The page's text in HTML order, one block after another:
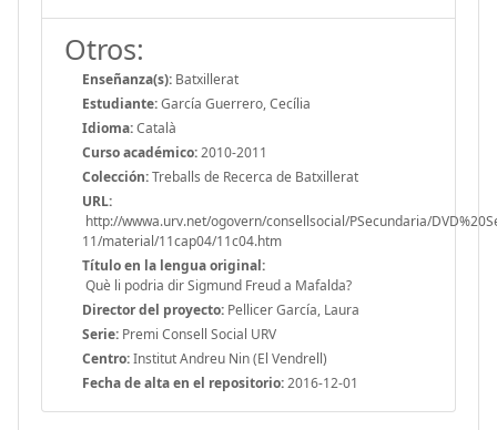
Otros:
Enseñanza(s): Batxillerat
Estudiante:García Guerrero, Cecília
Idioma:Català
Curso académico:2010-2011
Colección:Treballs de Recerca de Batxillerat
URL:
http://wwwa.urv.net/ogovern/consellsocial/PSecundaria/
11/material/11cap04/11c04.htm
Título en la lengua original:
Què li podria dir Sigmund Freud a Mafalda?
Director del proyecto: Pellicer García, Laura
Serie: Premi Consell Social URV
Centro:Institut Andreu Nin (El Vendrell)
Fecha de alta en el repositorio:2016-12-01